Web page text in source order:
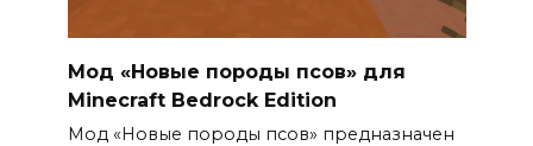
Мод «Новые породы псов» для
Minecraft Bedrock Edition
Мод «Новые породы псов» предназначен